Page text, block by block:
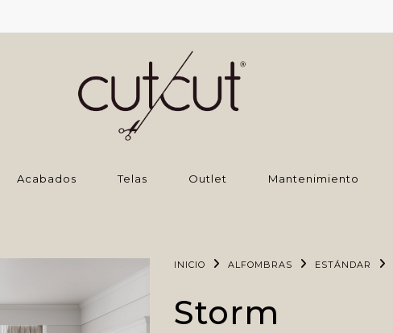
Acabados Telas Outlet Mantenimiento
INICIO ALFOMBRAS ESTÁNDAR
Storm